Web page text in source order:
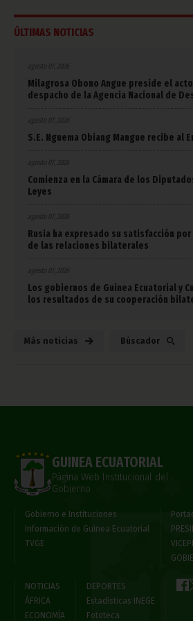
ÚLTIMAS NOTICIAS
agosto 07, 2026
Milagrosa Obono Angue preside el
despacho de la Agencia Nacional de
agosto 07, 2026
S.E. Nguema Obiang Mangue recibe al
agosto 07, 2026
Comienza en la Cámara de los
Leyes
agosto 07, 2026
Rusia ha expresado su satisfacción
de las relaciones bilaterales
agosto 07, 2026
Los gobiernos de Guinea Ecuatorial y
los resultados de su cooperación
Más noticias Búscador
GUINEA ECUATORIAL
Página Web Institucional del
Gobierno
Gobierno e Instituciones
Información de Guinea Ecuatorial
TVGE
NOTICIAS
ÁFRICA
ECONOMÍA
DEPORTES
Estadísticas INEGE
Fototeca